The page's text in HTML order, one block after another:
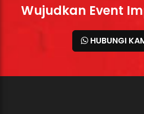
Wujudkan Event
HUBUNGI